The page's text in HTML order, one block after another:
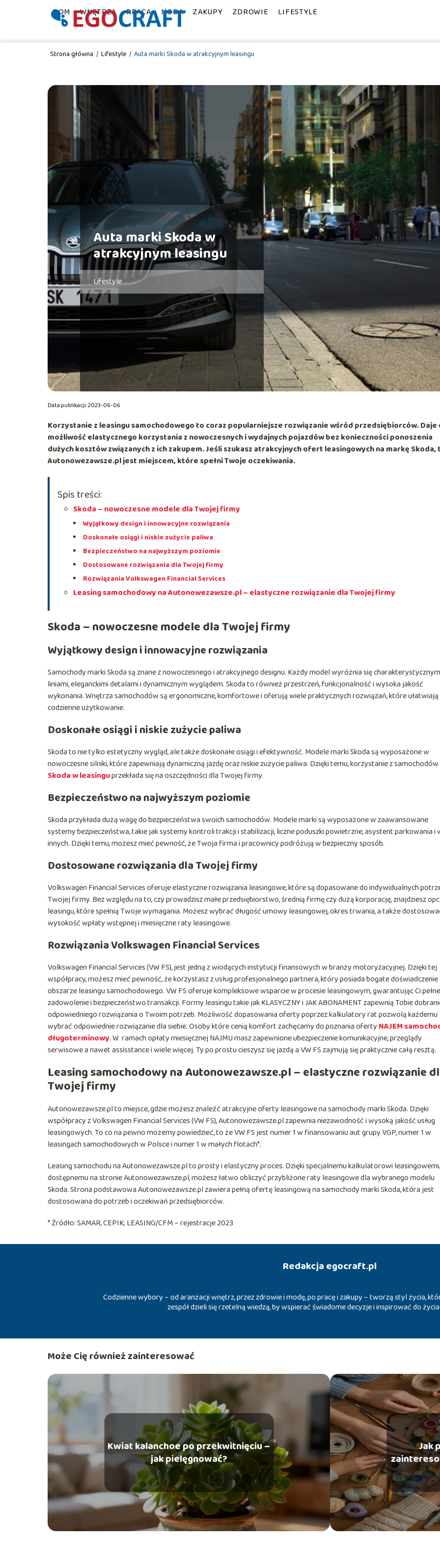
DOM WNĘTRZA PRACA MODA ZAKUPY ZDROWIE LIFESTYLE
Strona główna / Lifestyle / Auta marki Skoda w atrakcyjnym leasingu
Auta marki Skoda w
atrakcyjnym leasingu
Lifestyle
Data publikacji: 2023-06-06
Korzystanie z leasingu samochodowego to coraz popularniejsze rozwiązanie wśród przedsiębiorców. Daje
możliwość elastycznego korzystania z nowoczesnych i wydajnych pojazdów bez konieczności ponoszenia
dużych kosztów związanych z ich zakupem. Jeśli szukasz atrakcyjnych ofert leasingowych na markę Skoda,
Autonowezawsze.pl jest miejscem, które spełni Twoje oczekiwania.
Spis treści:
Skoda – nowoczesne modele dla Twojej firmy
Wyjątkowy design i innowacyjne rozwiązania
Doskonałe osiągi i niskie zużycie paliwa
Bezpieczeństwo na najwyższym poziomie
Dostosowane rozwiązania dla Twojej firmy
Rozwiązania Volkswagen Financial Services
Leasing samochodowy na Autonowezawsze.pl – elastyczne rozwiązanie dla Twojej firmy
Skoda – nowoczesne modele dla Twojej firmy
Wyjątkowy design i innowacyjne rozwiązania
Samochody marki Skoda są znane z nowoczesnego i atrakcyjnego designu. Każdy model wyróżnia się
liniami, eleganckimi detalami i dynamicznym wyglądem. Skoda to również przestrzeń, funkcjonalność i wysoka jakość
wykonania. Wnętrza samochodów są ergonomiczne, komfortowe i oferują wiele praktycznych rozwiązań, które ułatwiają
codzienne użytkowanie.
Doskonałe osiągi i niskie zużycie paliwa
Skoda to nie tylko estetyczny wygląd, ale także doskonałe osiągi i efektywność. Modele marki Skoda są wyposażone w
nowoczesne silniki, które zapewniają dynamiczną jazdę oraz niskie zużycie paliwa. Dzięki temu, korzystanie z samochodów
Skoda w leasinguprzekłada się na oszczędności dla Twojej firmy.
Bezpieczeństwo na najwyższym poziomie
Skoda przykłada dużą wagę do bezpieczeństwa swoich samochodów. Modele marki są wyposażone w zaawansowane
systemy bezpieczeństwa, takie jak systemy kontroli trakcji i stabilizacji, liczne poduszki powietrzne, asystent parkowania i
innych. Dzięki temu, możesz mieć pewność, że Twoja firma i pracownicy podróżują w bezpieczny sposób.
Dostosowane rozwiązania dla Twojej firmy
Volkswagen Financial Services oferuje elastyczne rozwiązania leasingowe, które są dopasowane do indywidualnych
Twojej firmy. Bez względu na to, czy prowadzisz małe przedsiębiorstwo, średnią firmę czy dużą korporację, znajdziesz
leasingu, które spełnią Twoje wymagania. Możesz wybrać długość umowy leasingowej, okres trwania, a także
wysokość wpłaty wstępnej i miesięczne raty leasingowe.
Rozwiązania Volkswagen Financial Services
Volkswagen Financial Services (VW FS), jest jedną z wiodących instytucji finansowych w branży motoryzacyjnej. Dzięki tej
współpracy, możesz mieć pewność, że korzystasz z usług profesjonalnego partnera, który posiada bogate doświadczenie
obszarze leasingu samochodowego. VW FS oferuje kompleksowe wsparcie w procesie leasingowym, gwarantując Ci pełne
zadowolenie i bezpieczeństwo transakcji. Formy leasingu takie jak KLASYCZNY i JAK ABONAMENT zapewnią Tobie
odpowiedniego rozwiązania o Twoim potrzeb. Możliwość dopasowania oferty poprzez kalkulatory rat pozwolą każdemu
wybrać odpowiednie rozwiązanie dla siebie. Osoby które cenią komfort zachęcamy do poznania oferty NAJEM
długoterminowy. W ramach opłaty miesięcznej NAJMU masz zapewnione ubezpieczenie komunikacyjne, przeglądy
serwisowe a nawet assisstance i wiele więcej. Ty po prostu cieszysz się jazdą a VW FS zajmują się praktycznie całą resztą.
Leasing samochodowy na Autonowezawsze.pl – elastyczne rozwiązanie
Twojej firmy
Autonowezawsze.pl to miejsce, gdzie możesz znaleźć atrakcyjne oferty leasingowe na samochody marki Skoda. Dzięki
współpracy z Volkswagen Financial Services (VW FS), Autonowezawsze.pl zapewnia niezawodność i wysoką jakość usług
leasingowych. To co na pewno możemy powiedzieć, to że VW FS jest numer 1 w finansowaniu aut grupy VGP, numer 1 w
leasingach samochodowych w Polsce i numer 1 w małych flotach*.
Leasing samochodu na Autonowezawsze.pl to prosty i elastyczny proces. Dzięki specjalnemu kalkulatorowi
dostępnemu na stronie Autonowezawsze.pl, możesz łatwo obliczyć przybliżone raty leasingowe dla wybranego modelu
Skoda. Strona podstawowa Autonowezawsze.pl zawiera pełną ofertę leasingową na samochody marki Skoda, która jest
dostosowana do potrzeb i oczekiwań przedsiębiorców.
* Źródło: SAMAR, CEPIK; LEASING/CFM – rejestracje 2023
Redakcja egocraft.pl
Codzienne wybory – od aranżacji wnętrz, przez zdrowie i modę, po pracę i zakupy – tworzą styl życia,
zespół dzieli się rzetelną wiedzą, by wspierać świadome decyzje i inspirować do
Może Cię również zainteresować
Kwiat kalanchoe po przekwitnięciu –
jak pielęgnować?
Jak